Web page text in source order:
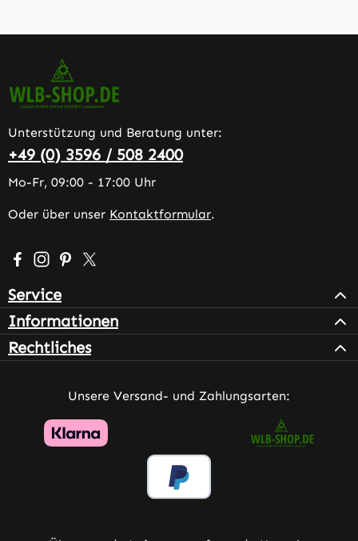
Unterstützung und Beratung unter:
+49 (0) 3596 / 508 2400
Mo-Fr, 09:00 - 17:00 Uhr
Oder über unser Kontaktformular.
Besuche uns auf Facebook – öffnet in neuem Tab
Schau auf Instagram vorbei – öffnet in neuem Tab
Lass dich auf Pinterest inspirieren – öffnet in
Folge uns auf X – öffnet in neuem Tab
Service
Informationen
Rechtliches
Unsere Versand- und Zahlungsarten: